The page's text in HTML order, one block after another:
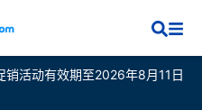
销活动有效期至2026年8月11日